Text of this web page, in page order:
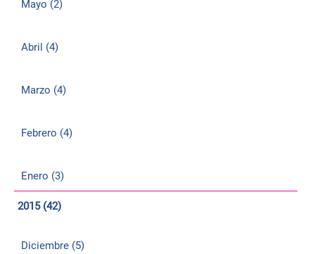
Mayo (2)
Abril (4)
Marzo (4)
Febrero (4)
Enero (3)
2015 (42)
Diciembre (5)